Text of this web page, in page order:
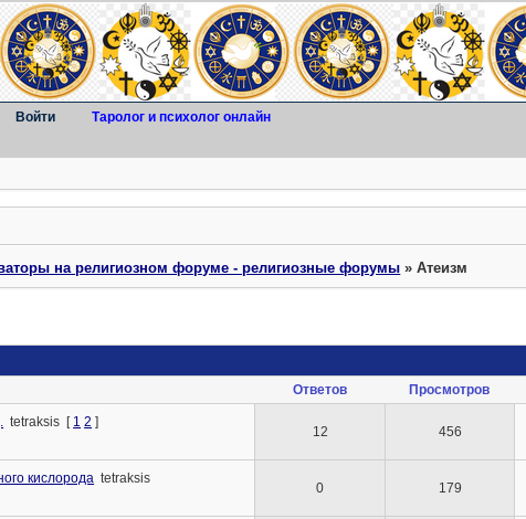
Войти Таролог и психолог онлайн
на религиозном форуме - религиозные форумы »Атеизм
Ответов Просмотров
tetraksis [ 1 2 ]
12 456
кислорода tetraksis
0 179